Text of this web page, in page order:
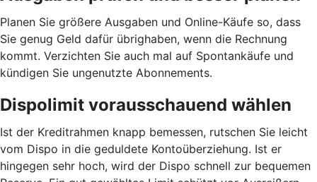
Planen Sie größere Ausgaben und Online-Käufe so, dass
Sie genug Geld dafür übrighaben, wenn die Rechnung
kommt. Verzichten Sie auch mal auf Spontankäufe und
kündigen Sie ungenutzte Abonnements.
Dispolimit vorausschauend wählen
Ist der Kreditrahmen knapp bemessen, rutschen Sie leicht
vom Dispo in die geduldete Kontoüberziehung. Ist er
hingegen sehr hoch, wird der Dispo schnell zur bequemen